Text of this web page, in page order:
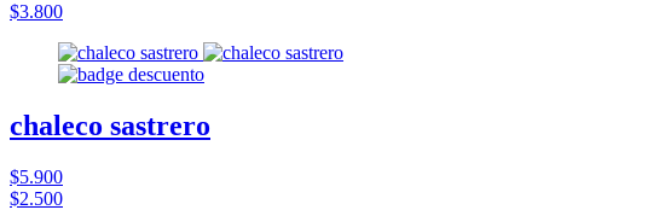
$3.800
chaleco sastrero
$5.900
$2.500